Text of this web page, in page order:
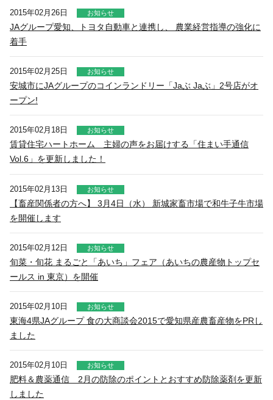
2015年02月26日 お知らせ
JAグループ愛知、トヨタ自動車と連携し、 農業経営指導の強化に
着手
2015年02月25日 お知らせ
安城市にJAグループのコインランドリー「Jaぶ Jaぶ」2号店がオ
ープン!
2015年02月18日 お知らせ
賃貸住宅ハートホーム 主婦の声をお届けする「住まい手通信
Vol.6」を更新しました！
2015年02月13日 お知らせ
【畜産関係者の方へ】 3月4日（水） 新城家畜市場で和牛子牛市場
を開催します
2015年02月12日 お知らせ
旬菜・旬花 まるごと「あいち」フェア（あいちの農産物トップセ
ールス in 東京）を開催
2015年02月10日 お知らせ
東海4県JAグループ 食の大商談会2015で愛知県産農畜産物をPRし
ました
2015年02月10日 お知らせ
肥料＆農薬通信 2月の防除のポイントとおすすめ防除薬剤を更新
しました